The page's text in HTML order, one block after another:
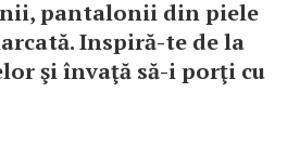
pantalonii din piele
Inspiră-te de la
şi învaţă să-i porţi cu